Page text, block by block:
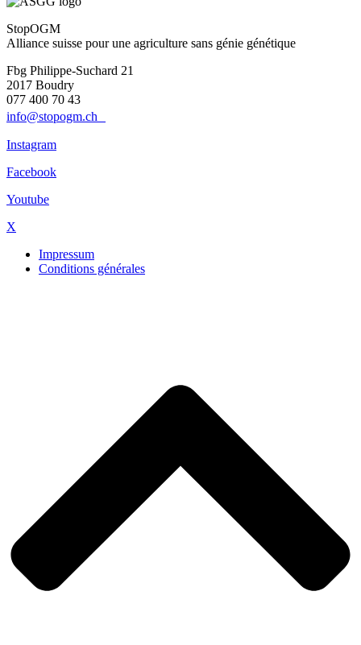
StopOGM
Alliance suisse pour une agriculture sans génie génétique
Fbg Philippe-Suchard 21
2017 Boudry
077 400 70 43
info@stopogm.ch
Instagram
Facebook
Youtube
X
Impressum
Conditions générales